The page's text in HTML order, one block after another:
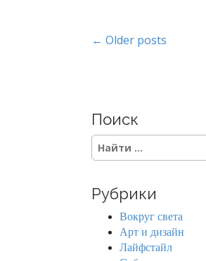
P
t
s
n
a
← Older posts
Поиск
S
c
Рубрики
Вокруг света
Арт и дизайн
Лайфстайл